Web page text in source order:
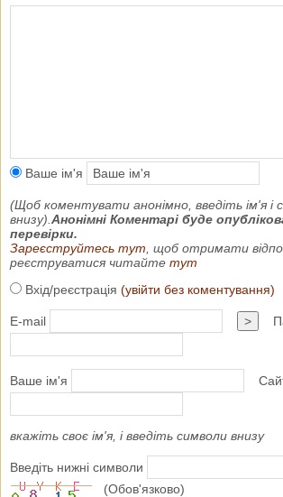
Ваше ім'я
(Щоб коментувати анонімно, введіть ім'я і
внизу). Анонімні Коментарі буде
перевірки.
Зареєструйтесь тут , щоб отримати
реєструватися читайте тут
Вхід/реєстрація (увійти без коментування)
E-mail >
Ваше ім'я
вкажіть своє ім'я, і введіть символи внизу
Введіть нижні символи
(Обов'язково)